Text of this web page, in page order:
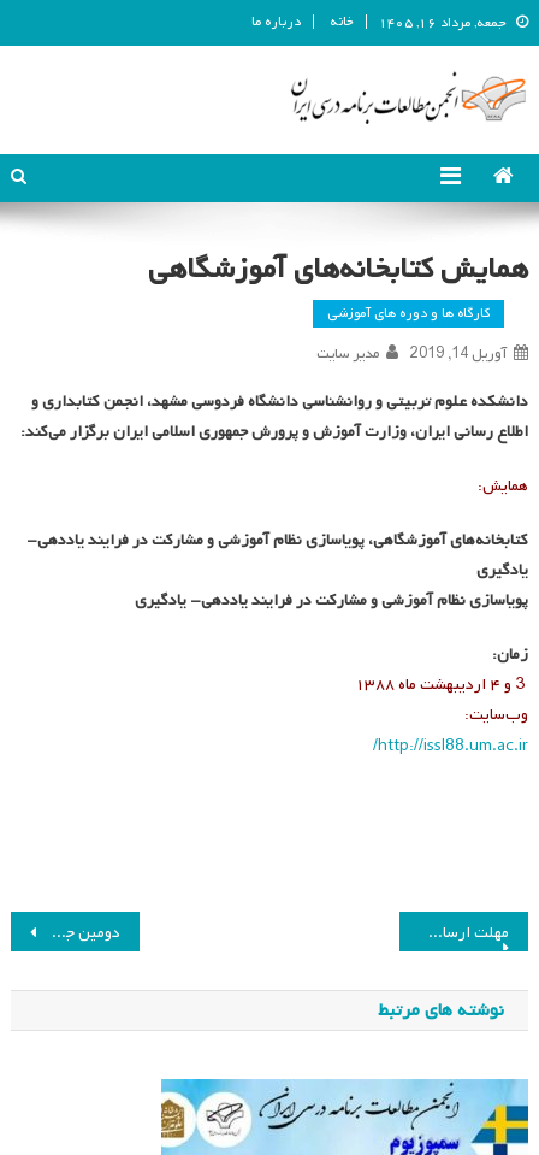
جمعه, مرداد ۱۶, ۱۴۰۵ خانه درباره ما
انجمن مطالعات برنامه درسی ایران
همایش کتابخانه‌های آموزشگاهی
کارگاه ها و دوره های آموزشی
آوریل 14, 2019 مدیر سایت
دانشکده علوم تربیتی و روانشناسی دانشگاه فردوسی مشهد، انجمن کتابداری و
اطلاع رسانی ایران، وزارت آموزش و پرورش جمهوری اسلامی ایران برگزار می‌کند:
همایش:
کتابخانه‌های آموزشگاهی، پویاسازی نظام آموزشی و مشارکت در فرایند یاددهی-
یادگیری
پویاسازی نظام آموزشی و مشارکت در فرایند یاددهی- یادگیری
زمان:
وب‌سایت:
http://issl88.um.ac.ir/
راهبری
نوشته
دومین جشنواره بین‌المللی فارابی مهلت ارسال اصل مقاله همایش هشتم
نوشته های مرتبط